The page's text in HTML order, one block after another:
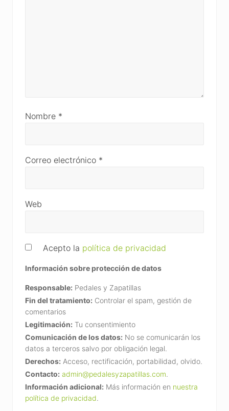
Nombre *
Correo electrónico *
Web
Acepto la política de privacidad
Información sobre protección de datos
Responsable: Pedales y Zapatillas
Fin del tratamiento: Controlar el spam, gestión de
comentarios
Legitimación: Tu consentimiento
Comunicación de los datos: No se comunicarán los
datos a terceros salvo por obligación legal.
Derechos: Acceso, rectificación, portabilidad, olvido.
Contacto: admin@pedalesyzapatillas.com.
Información adicional: Más información en nuestra
política de privacidad.